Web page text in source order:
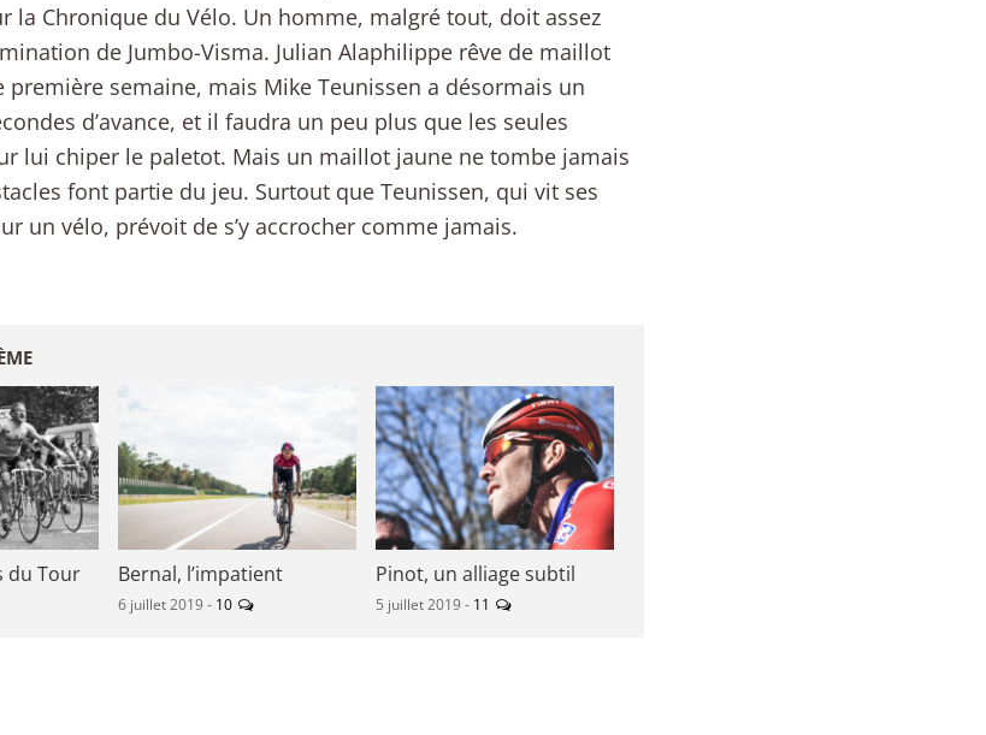
la Chronique du Vélo. Un homme, malgré tout, doit assez
de Jumbo-Visma. Julian Alaphilippe rêve de maillot
première semaine, mais Mike Teunissen a désormais un
d’avance, et il faudra un peu plus que les seules
lui chiper le paletot. Mais un maillot jaune ne tombe jamais
font partie du jeu. Surtout que Teunissen, qui vit ses
un vélo, prévoit de s’y accrocher comme jamais.
du Tour Bernal, l’impatient
6 juillet 2019 - 10
Pinot, un alliage subtil
5 juillet 2019 - 11